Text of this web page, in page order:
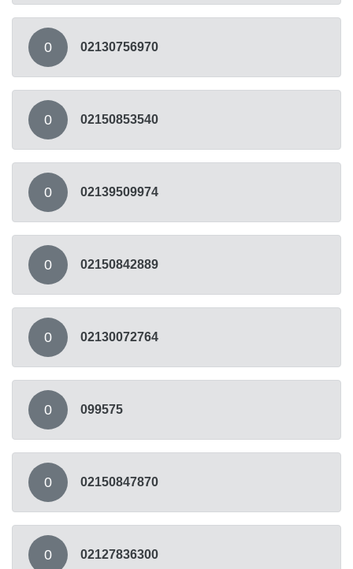
0 02130756970
0 02150853540
0 02139509974
0 02150842889
0 02130072764
0 099575
0 02150847870
0 02127836300